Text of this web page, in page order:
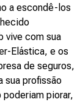
a escondê-los
vive com sua
Elástica, e os
de seguros,
sua profissão
poderiam piorar,